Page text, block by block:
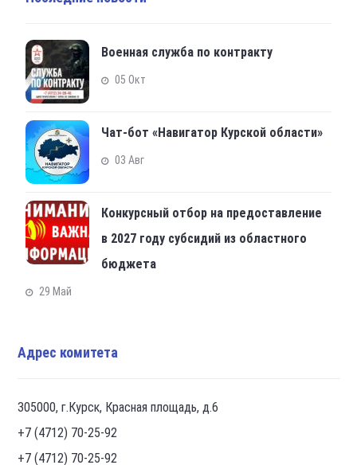
Военная служба по контракту
05 Окт
Чат-бот «Навигатор Курской области»
03 Авг
Конкурсный отбор на предоставление
в 2027 году субсидий из областного
бюджета
29 Май
Адрес комитета
305000, г.Курск, Красная площадь, д.6
+7 (4712) 70-25-92
+7 (4712) 70-25-92